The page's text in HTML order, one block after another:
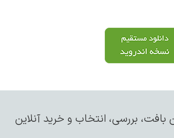
بافت، بررسی، انتخاب و خرید آنلاین